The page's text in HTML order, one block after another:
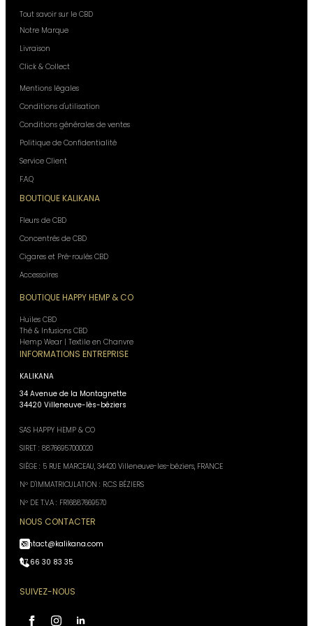
Tout savoir sur le CBD
Notre Marque
Livraison
Click & Collect
Mentions légales
Conditions d'utilisation
Conditions générales de ventes
Politique de Confidentialité
Service Client
F.A.Q
BOUTIQUE KALIKANA
Fleurs de CBD
Concentrés de CBD
Cigares et Pré-roulés CBD
Accessoires
BOUTIQUE HAPPY HEMP & CO
Huiles CBD
Thé & Infusions CBD
Hemp Wear | Textile en Chanvre
INFORMATIONS ENTREPRISE
KALIKANA
34 Avenue de la Montagnette
34420 Villeneuve-lès-béziers
SAS HAPPY HEMP & CO
SIRET : 88766957000020
SIÈGE : 5 RUE MARCEAU, 34420 Villeneuve-les-béziers, FRANCE
N° D'IMMATRICULATION : R.C.S BÉZIERS
N° DE T.V.A : FR16887669570
NOUS CONTACTER
contact@kalikana.com
07 66 30 83 35
SUIVEZ-NOUS
PERSONNEL